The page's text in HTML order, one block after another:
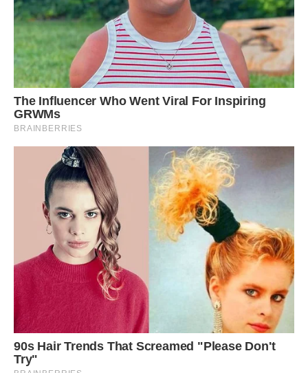
– І що з того?
– А то, що тобі потрібно займатися її вихованням, а не
тинятися по барах, як остання…
– Мамо!
– Ні. Ні. І ні.
– Мама, але у мене ж повинно бути особисте життя!